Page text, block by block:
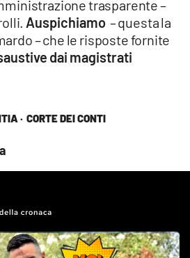
· CORTE DEI CONTI
trasparente –
Auspichiamo – questa la
– che le risposte fornite
dai magistrati